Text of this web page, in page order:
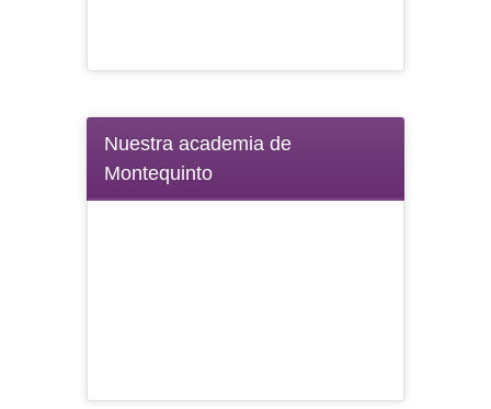
Nuestra academia de
Montequinto